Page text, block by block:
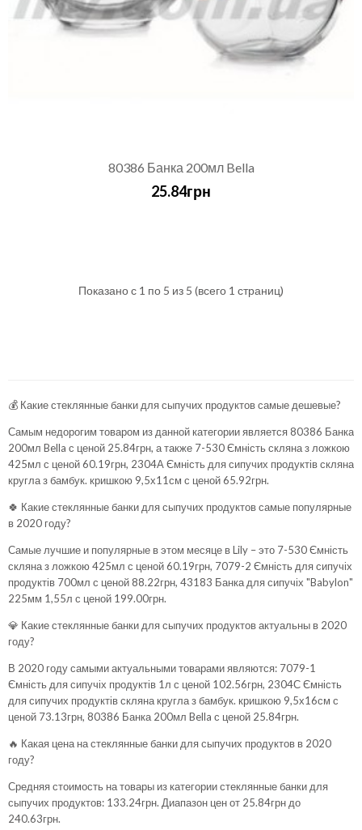
80386 Банка 200мл Bella
25.84грн
Показано с 1 по 5 из 5 (всего 1 страниц)
💰 Какие стеклянные банки для сыпучих продуктов самые дешевые?
Самым недорогим товаром из данной категории является 80386 Банка
200мл Bella с ценой 25.84грн, а также 7-530 Ємність скляна з ложкою
425мл с ценой 60.19грн, 2304А Ємність для сипучих продуктів скляна
кругла з бамбук. кришкою 9,5х11см с ценой 65.92грн.
🍀 Какие стеклянные банки для сыпучих продуктов самые популярные
в 2020 году?
Самые лучшие и популярные в этом месяце в Lily – это 7-530 Ємність
скляна з ложкою 425мл с ценой 60.19грн, 7079-2 Ємність для сипучіх
продуктів 700мл с ценой 88.22грн, 43183 Банка для сипучіх "Babylon"
225мм 1,55л с ценой 199.00грн.
💎 Какие стеклянные банки для сыпучих продуктов актуальны в 2020
году?
В 2020 году самыми актуальными товарами являются: 7079-1
Ємність для сипучіх продуктів 1л с ценой 102.56грн, 2304С Ємність
для сипучих продуктів скляна кругла з бамбук. кришкою 9,5х16см с
ценой 73.13грн, 80386 Банка 200мл Bella с ценой 25.84грн.
🔥 Какая цена на стеклянные банки для сыпучих продуктов в 2020
году?
Средняя стоимость на товары из категории стеклянные банки для
сыпучих продуктов: 133.24грн. Диапазон цен от 25.84грн до
240.63грн.